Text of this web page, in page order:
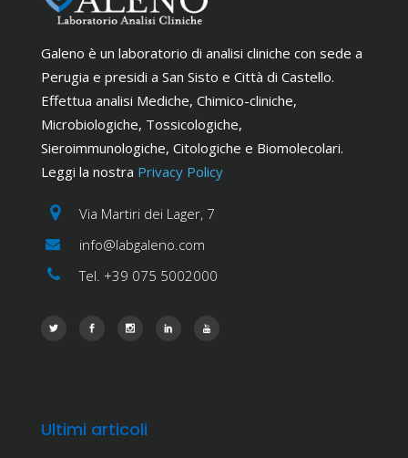
Galeno è un laboratorio di analisi cliniche con sede a
Perugia e presidi a San Sisto e Città di Castello.
Effettua analisi Mediche, Chimico-cliniche,
Microbiologiche, Tossicologiche,
Sieroimmunologiche, Citologiche e Biomolecolari.
Leggi la nostra Privacy Policy
Via Martiri dei Lager, 7
info@labgaleno.com
Tel. +39 075 5002000
Ultimi articoli